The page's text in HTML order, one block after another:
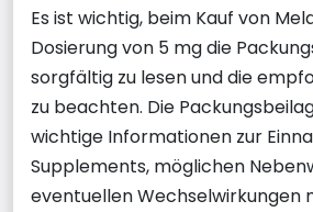
Es ist wichtig, beim Kauf von
Dosierung von 5 mg die
sorgfältig zu lesen und die
zu beachten. Die
wichtige Informationen zur
Supplements, möglichen
eventuellen Wechselwirkungen